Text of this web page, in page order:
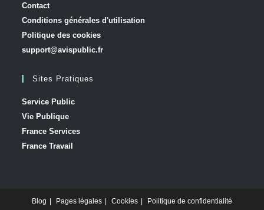
Contact
Conditions générales d'utilisation
Politique des cookies
support@avispublic.fr
Sites Pratiques
Service Public
Vie Publique
France Services
France Travail
Blog Pages légales Cookies Politique de confidentialité